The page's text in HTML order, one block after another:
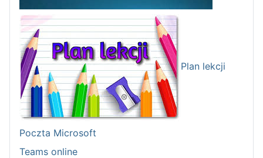
Plan lekcji
Poczta Microsoft
Teams online